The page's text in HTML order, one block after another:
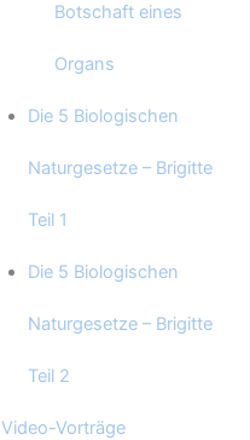
Botschaft eines
Organs
Die 5 Biologischen
Naturgesetze – Brigitte
Teil 1
Die 5 Biologischen
Naturgesetze – Brigitte
Teil 2
Video-Vorträge